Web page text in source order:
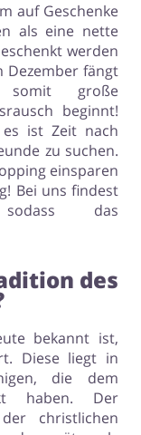
auf Geschenke
als eine nette
werden
Dezember fängt
somit große
beginnt!
ist Zeit nach
zu suchen.
einsparen
Bei uns findest
das
des
bekannt ist,
Diese liegt in
die dem
haben. Der
christlichen